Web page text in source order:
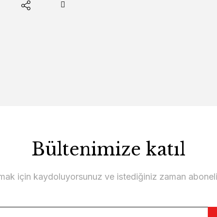
Bültenimize katıl
için kaydoluyorsunuz ve istediğiniz zaman